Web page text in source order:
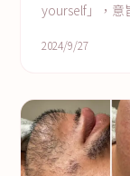
yourself」，意
2024/9/27